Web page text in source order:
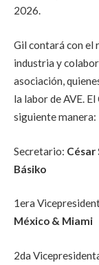
2026.
Gil contará con el
industria y
asociación,
la labor de AVE.
siguiente manera:
Secretario: César
Básiko
1era
México & Miami
2da